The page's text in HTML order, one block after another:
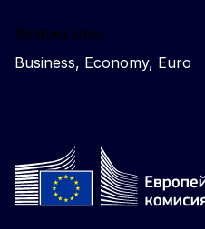
Related sites
Business, Economy, Euro